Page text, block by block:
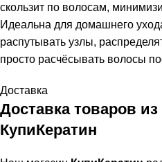
скользит по волосам,
Идеальна для домашнего
распутывать узлы,
просто расчёсывать волосы
Доставка
Доставка товаров из
КупиКератин